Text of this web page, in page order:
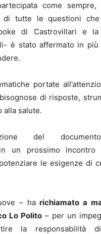
come sempre,
di tutte le questioni
di Castrovillari e
è stato affermato in
portate
di risposte,
alla salute.
del
in un prossimo
le esigenze di
– harichiamato a
Lo Polito – per un
la responsabilità di